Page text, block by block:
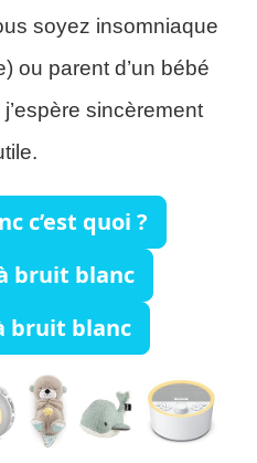
soyez insomniaque
ou parent d’un bébé
sincèrement
c’est quoi ?
bruit blanc
bruit blanc